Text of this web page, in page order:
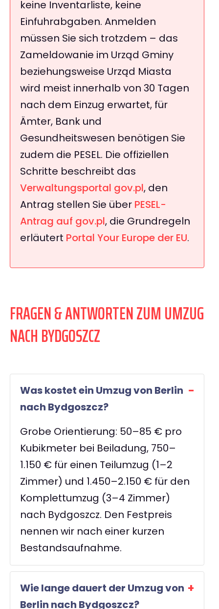
keine Inventarliste, keine
Einfuhrabgaben. Anmelden
müssen Sie sich trotzdem – das
Zameldowanie im Urząd Gminy
beziehungsweise Urząd Miasta
wird meist innerhalb von 30 Tagen
nach dem Einzug erwartet, für
Ämter, Bank und
Gesundheitswesen benötigen Sie
zudem die PESEL. Die offiziellen
Schritte beschreibt das
Verwaltungsportal gov.pl, den
Antrag stellen Sie über PESEL-
Antrag auf gov.pl, die Grundregeln
erläutert Portal Your Europe der EU.
FRAGEN & ANTWORTEN ZUM UMZUG
NACH BYDGOSZCZ
Was kostet ein Umzug von Berlin
nach Bydgoszcz?
Grobe Orientierung: 50–85 € pro
Kubikmeter bei Beiladung, 750–
1.150 € für einen Teilumzug (1–2
Zimmer) und 1.450–2.150 € für den
Komplettumzug (3–4 Zimmer)
nach Bydgoszcz. Den Festpreis
nennen wir nach einer kurzen
Bestandsaufnahme.
Wie lange dauert der Umzug von
Berlin nach Bydgoszcz?